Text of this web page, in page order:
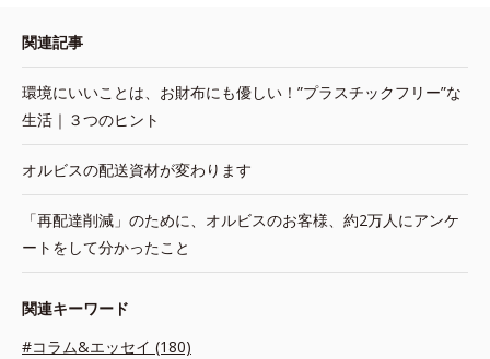
関連記事
環境にいいことは、お財布にも優しい！”プラスチックフリー”な
生活｜３つのヒント
オルビスの配送資材が変わります
「再配達削減」のために、オルビスのお客様、約2万人にアンケ
ートをして分かったこと
関連キーワード
#コラム&エッセイ (180)